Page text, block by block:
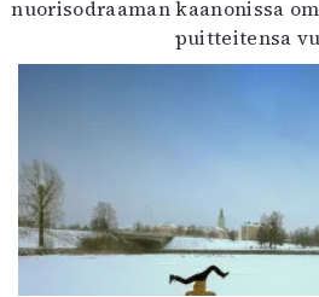
nuorisodraaman kaanonissa
puitteitensa